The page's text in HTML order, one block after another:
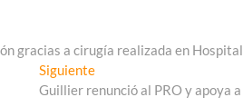
gracias a cirugía realizada en
SiguienteEntrada
siguiente:
Guillier renunció al PRO y apoya